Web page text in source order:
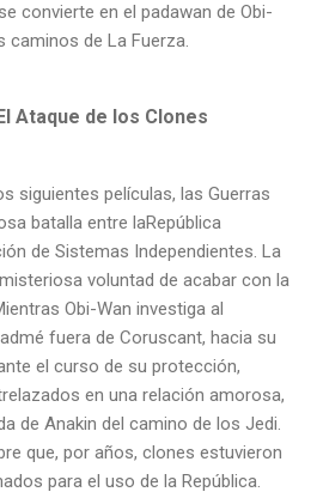
convierte en el padawan de Obi-
caminos de La Fuerza.
Ataque de los Clones
siguientes películas, las Guerras
batalla entre laRepública
de Sistemas Independientes. La
voluntad de acabar con la
Obi-Wan investiga al
fuera de Coruscant, hacia su
el curso de su protección,
en una relación amorosa,
de Anakin del camino de los Jedi.
que, por años, clones estuvieron
para el uso de la República.